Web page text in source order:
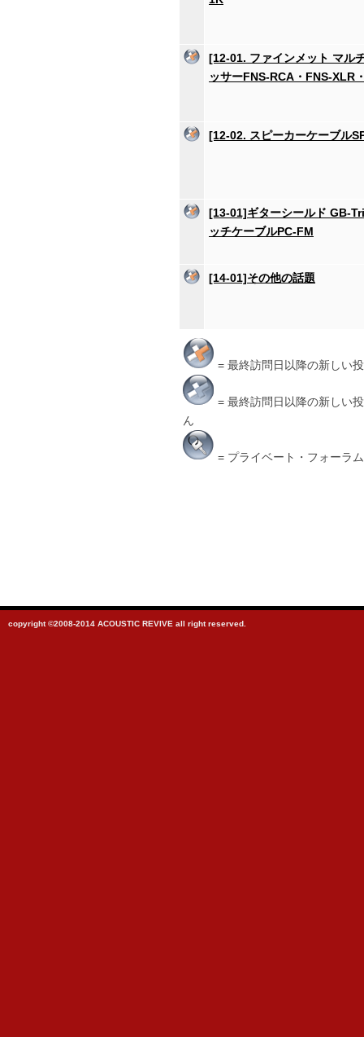
[12-01. ファインメット マル
ッサーFNS-RCA・FNS-XLR
[12-02. スピーカーケーブル
[13-01]ギターシールド GB-
ッチケーブルPC-FM
[14-01]その他の話題
= 最終訪問日以降の新しい
= 最終訪問日以降の新しい
ん
= プライベート・フォーラム
copyright ©2008-2014 ACOUSTIC REVIVE all right reserved.